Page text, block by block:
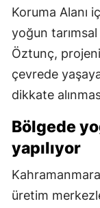
Koruma Alanı
yoğun tarımsal
Öztunç,
çevrede
dikkate
Bölgede
yapılıyor
üretim